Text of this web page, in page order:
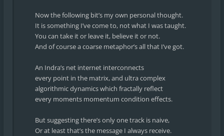
Now the following bit’s my own personal thought.
It is something I’ve come to, not what I was taught.
You can take it or leave it, believe it or not.
And of course a coarse metaphor’s all that I’ve got.
An Indra’s net internet interconnects
every point in the matrix, and ultra complex
algorithmic dynamics which fractally reflect
every moments momentum condition effects.
But suggesting there’s only one track is naive,
Or at least that’s the message I always receive.